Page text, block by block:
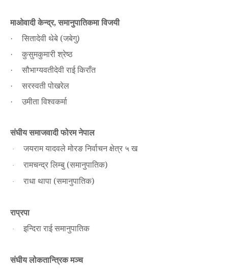
माओवादी केन्द्र,समानुपातिकमा विजयी
· सितादेवी थेबे (जबेगु)
· कुसुमकुमारी श्रेष्ठ
· सौभाग्यवतीदेवी राई किराँत
· सरस्वती पोखरेल
· उमीता विश्वकर्मा
संघीय समाजवादी फोरम नेपाल
· जयराम यादवले मोरङ निर्वाचन क्षेत्र ५ ख
· रामचन्द्र लिम्बु (समानुपातिक)
· राधा थापा (समानुपातिक)
राप्रपा
· इन्दिरा राई समानुपातिक
संघीय लोकतान्त्रिक मञ्च